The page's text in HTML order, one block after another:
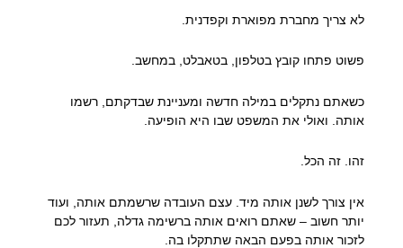
לא צריך מחברת מפוארת וקפדנית.
פשוט פתחו קובץ בטלפון, בטאבלט, במחשב.
כשאתם נתקלים במילה חדשה ומעניינת שבדקתם, רשמו
אותה. ואולי את המשפט שבו היא הופיעה.
זהו. זה הכל.
אין צורך לשנן אותה מיד. עצם העובדה שרשמתם אותה, ועוד
יותר חשוב – שאתם רואים אותה ברשימה גדלה, תעזור לכם
לזכור אותה בפעם הבאה שתתקלו בה.